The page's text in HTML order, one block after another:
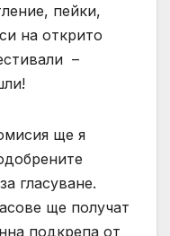
пейки,
на открито
–
ще я
гласуване.
ще получат
подкрепа от